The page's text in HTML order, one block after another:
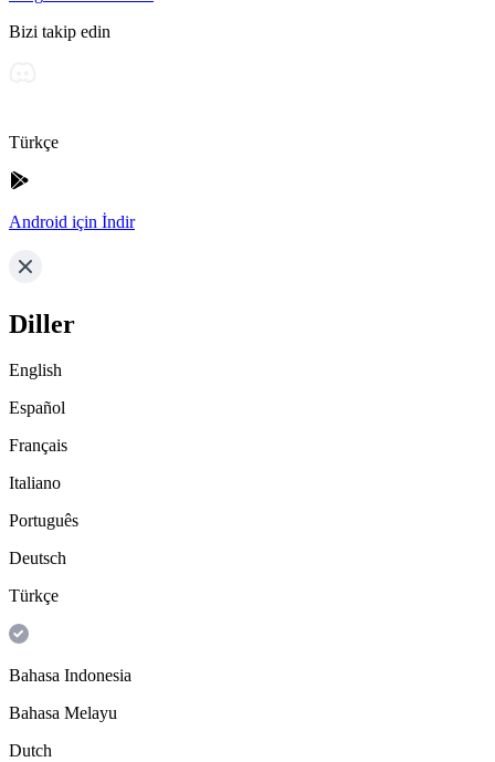
Bizi takip edin
Türkçe
Android için İndir
Diller
English
Español
Français
Italiano
Português
Deutsch
Türkçe
Bahasa Indonesia
Bahasa Melayu
Dutch